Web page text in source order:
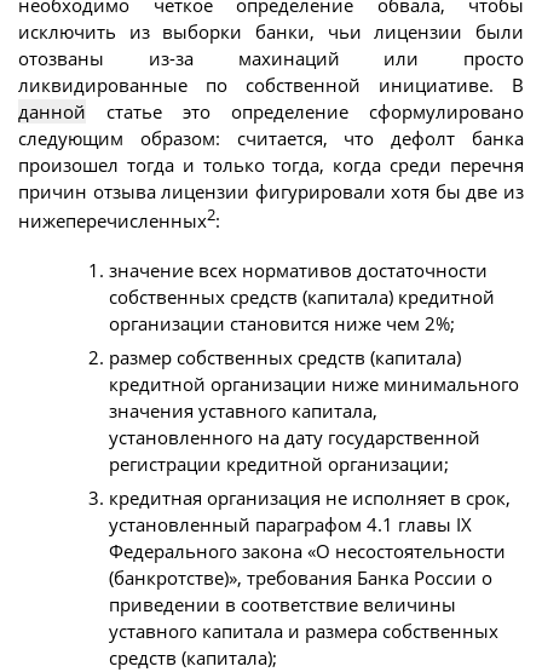
исключить из выборки банки, чьи лицензии были
отозваны из-за махинаций или просто
ликвидированные по собственной инициативе. В
данной статье это определение сформулировано
следующим образом: считается, что дефолт банка
произошел тогда и только тогда, когда среди перечня
причин отзыва лицензии фигурировали хотя бы две из
нижеперечисленных2:
значение всех нормативов достаточности
собственных средств (капитала) кредитной
организации становится ниже чем 2%;
размер собственных средств (капитала)
кредитной организации ниже минимального
значения уставного капитала,
установленного на дату государственной
регистрации кредитной организации;
кредитная организация не исполняет в срок,
установленный параграфом 4.1 главы IX
Федерального закона «О несостоятельности
(банкротстве)», требования Банка России о
приведении в соответствие величины
уставного капитала и размера собственных
средств (капитала);